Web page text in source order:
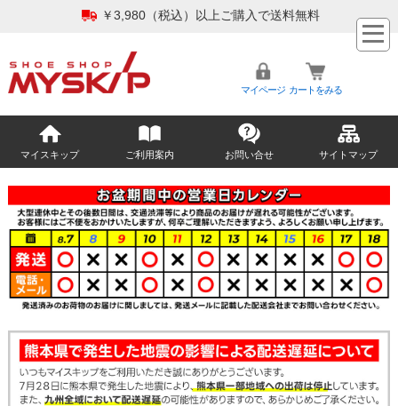
￥3,980（税込）以上ご購入で送料無料
マイページ カートをみる
マイスキップ ご利用案内 お問い合せ サイトマップ